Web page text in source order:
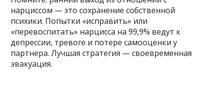
нарциссом — это сохранение собственной
психики. Попытки «исправить» или
«перевоспитать» нарцисса на 99,9% ведут к
депрессии, тревоге и потере самооценки у
партнера. Лучшая стратегия — своевременная
эвакуация.